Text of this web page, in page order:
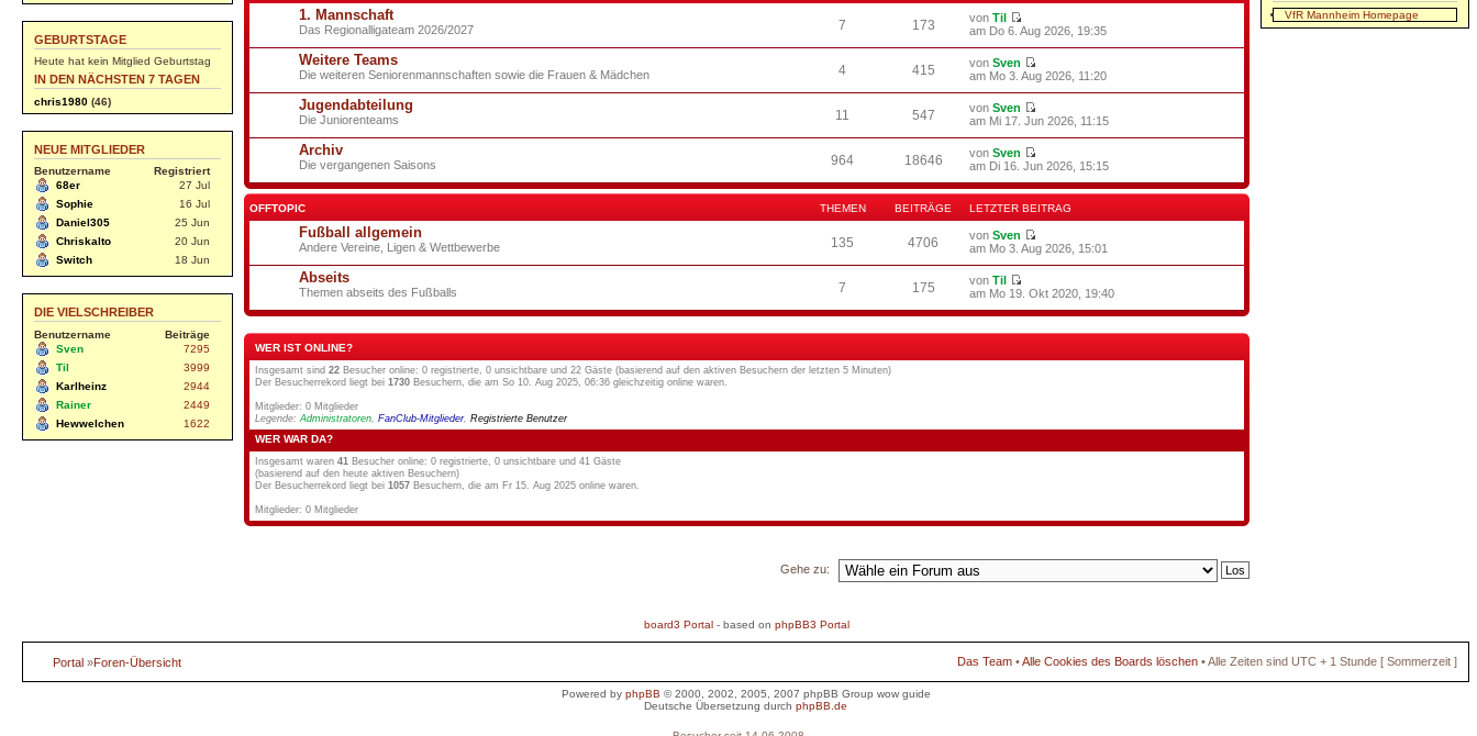
GEBURTSTAGE
Heute hat kein Mitglied Geburtstag
IN DEN NÄCHSTEN 7 TAGEN
chris1980 (46)
NEUE MITGLIEDER
Benutzername
Registriert
68er
27 Jul
Sophie
16 Jul
Daniel305
25 Jun
Chriskalto
20 Jun
Switch
18 Jun
DIE VIELSCHREIBER
Benutzername
Beiträge
Sven
7295
Til
3999
Karlheinz
2944
Rainer
2449
Hewwelchen
1622
1. Mannschaft
Das Regionalligateam 2026/2027 7 173 vonTil
am Do 6. Aug 2026, 19:35
Weitere Teams
Die weiteren Seniorenmannschaften sowie die Frauen & Mädchen 4 415 vonSven
am Mo 3. Aug 2026, 11:20
Jugendabteilung
Die Juniorenteams 11 547 vonSven
am Mi 17. Jun 2026, 11:15
Archiv
Die vergangenen Saisons 964 18646 vonSven
am Di 16. Jun 2026, 15:15
OFFTOPIC THEMEN BEITRÄGE LETZTER BEITRAG
Fußball allgemein
Andere Vereine, Ligen & Wettbewerbe 135 4706 vonSven
am Mo 3. Aug 2026, 15:01
Abseits
Themen abseits des Fußballs 7 175 vonTil
am Mo 19. Okt 2020, 19:40
WER IST ONLINE?
Insgesamt sind 22 Besucher online: 0 registrierte, 0 unsichtbare und 22 Gäste (basierend auf den aktiven Besuchern der letzten 5 Minuten)
Der Besucherrekord liegt bei 1730 Besuchern, die am So 10. Aug 2025, 06:36 gleichzeitig online waren.
Mitglieder: 0 Mitglieder
Legende: Administratoren FanClub-Mitglieder, Registrierte Benutzer
WER WAR DA?
Insgesamt waren 41
Besucher online: 0 registrierte, 0 unsichtbare und 41 Gäste
(basierend auf den heute aktiven Besuchern)
Der Besucherrekord liegt bei 1057 Besuchern, die am Fr 15. Aug 2025 online waren.
Mitglieder: 0 Mitglieder
Gehe zu:
board3 Portal - based on phpBB3 Portal
VfR Mannheim Homepage
Portal »Foren-Übersicht Das Team •Alle Cookies des Boards löschen • Alle Zeiten sind UTC + 1 Stunde [ Sommerzeit ]
Powered by phpBB © 2000, 2002, 2005, 2007 phpBB Group wow guide
Deutsche Übersetzung durchphpBB.de